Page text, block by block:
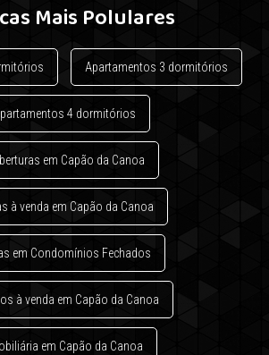
Mais Polulares
Apartamentos 3 dormitórios
4 dormitórios
em Capão da Canoa
à venda em Capão da Canoa
em Condomínios Fechados
à venda em Capão da Canoa
em Capão da Canoa